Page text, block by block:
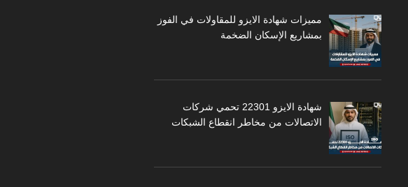
مميزات شهادة الايزو للمقاولات في الفوز
بمشاريع الإسكان الضخمة
شهادة الايزو 22301 تحمي شركات
الاتصالات من مخاطر انقطاع الشبكات